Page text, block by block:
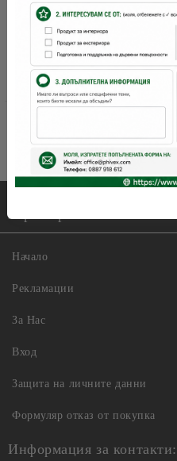
Коментар:
Бързи връзки:
Начало
Рекламации
За Нас
Вход
Защита на личните данни
Формуляр отказ от покупка
Информация за контакти: